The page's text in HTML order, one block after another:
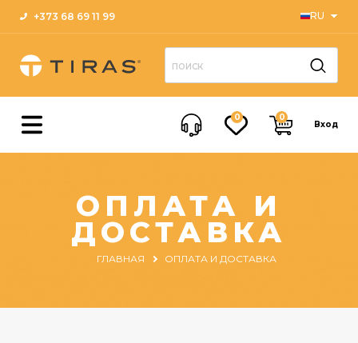
+373 68 69 11 99 RU
0 0
Вход
КАТАЛОГ
ДОСТАВКА
КОНТАКТЫ
ОПЛАТА И
ДОСТАВКА
ГЛАВНАЯ ОПЛАТА И ДОСТАВКА